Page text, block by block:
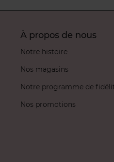
À propos de nous
Notre histoire
Nos magasins
Notre programme de
Nos promotions